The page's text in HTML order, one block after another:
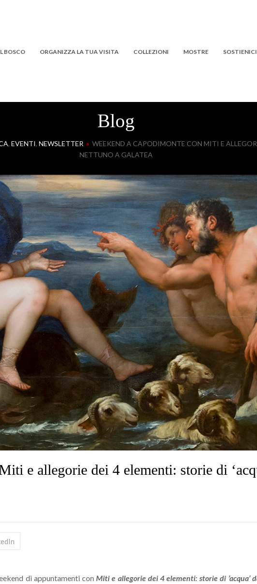
BOSCO ORGANIZZA LA TUA VISITA COLLEZIONI MOSTRE SOSTIENICI
Blog
, EVENTI, NEWSLETTER » WEEKEND A CAPODIMONTE CON MITI E
NETTUNO A GALATEA
e allegorie dei 4 elementi: storie di
di appuntamenti conMiti e allegorie dei 4 elementi: storie di ’acqua’